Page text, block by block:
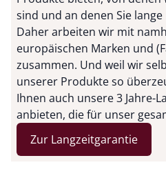
sind und an denen Sie
Daher arbeiten wir mit
europäischen Marken und
zusammen. Und weil wir
unserer Produkte so
Ihnen auch unsere 3 Jahre-
anbieten, die für unser
Zur Langzeitgarantie